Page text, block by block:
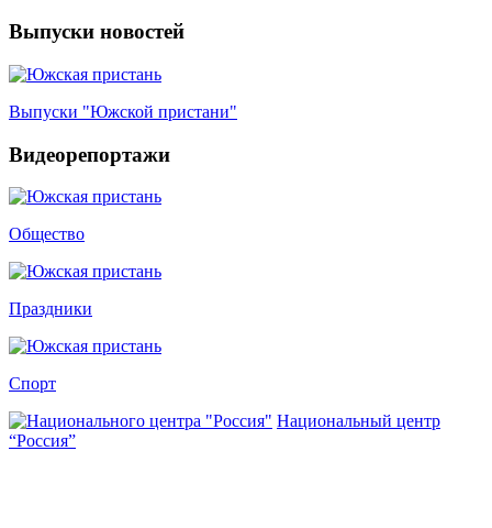
Выпуски новостей
Выпуски "Южской пристани"
Видеорепортажи
Общество
Праздники
Спорт
Национальный центр
“Россия”